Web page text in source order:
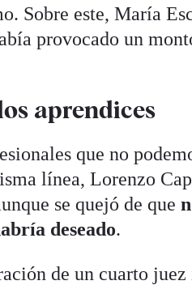
Sobre este, María
provocado un
aprendices
que no
línea, Lorenzo
se quejó de que
deseado.
de un cuarto